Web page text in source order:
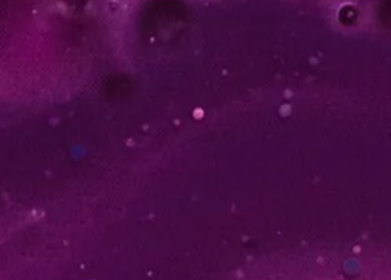
Modèle budgétaire